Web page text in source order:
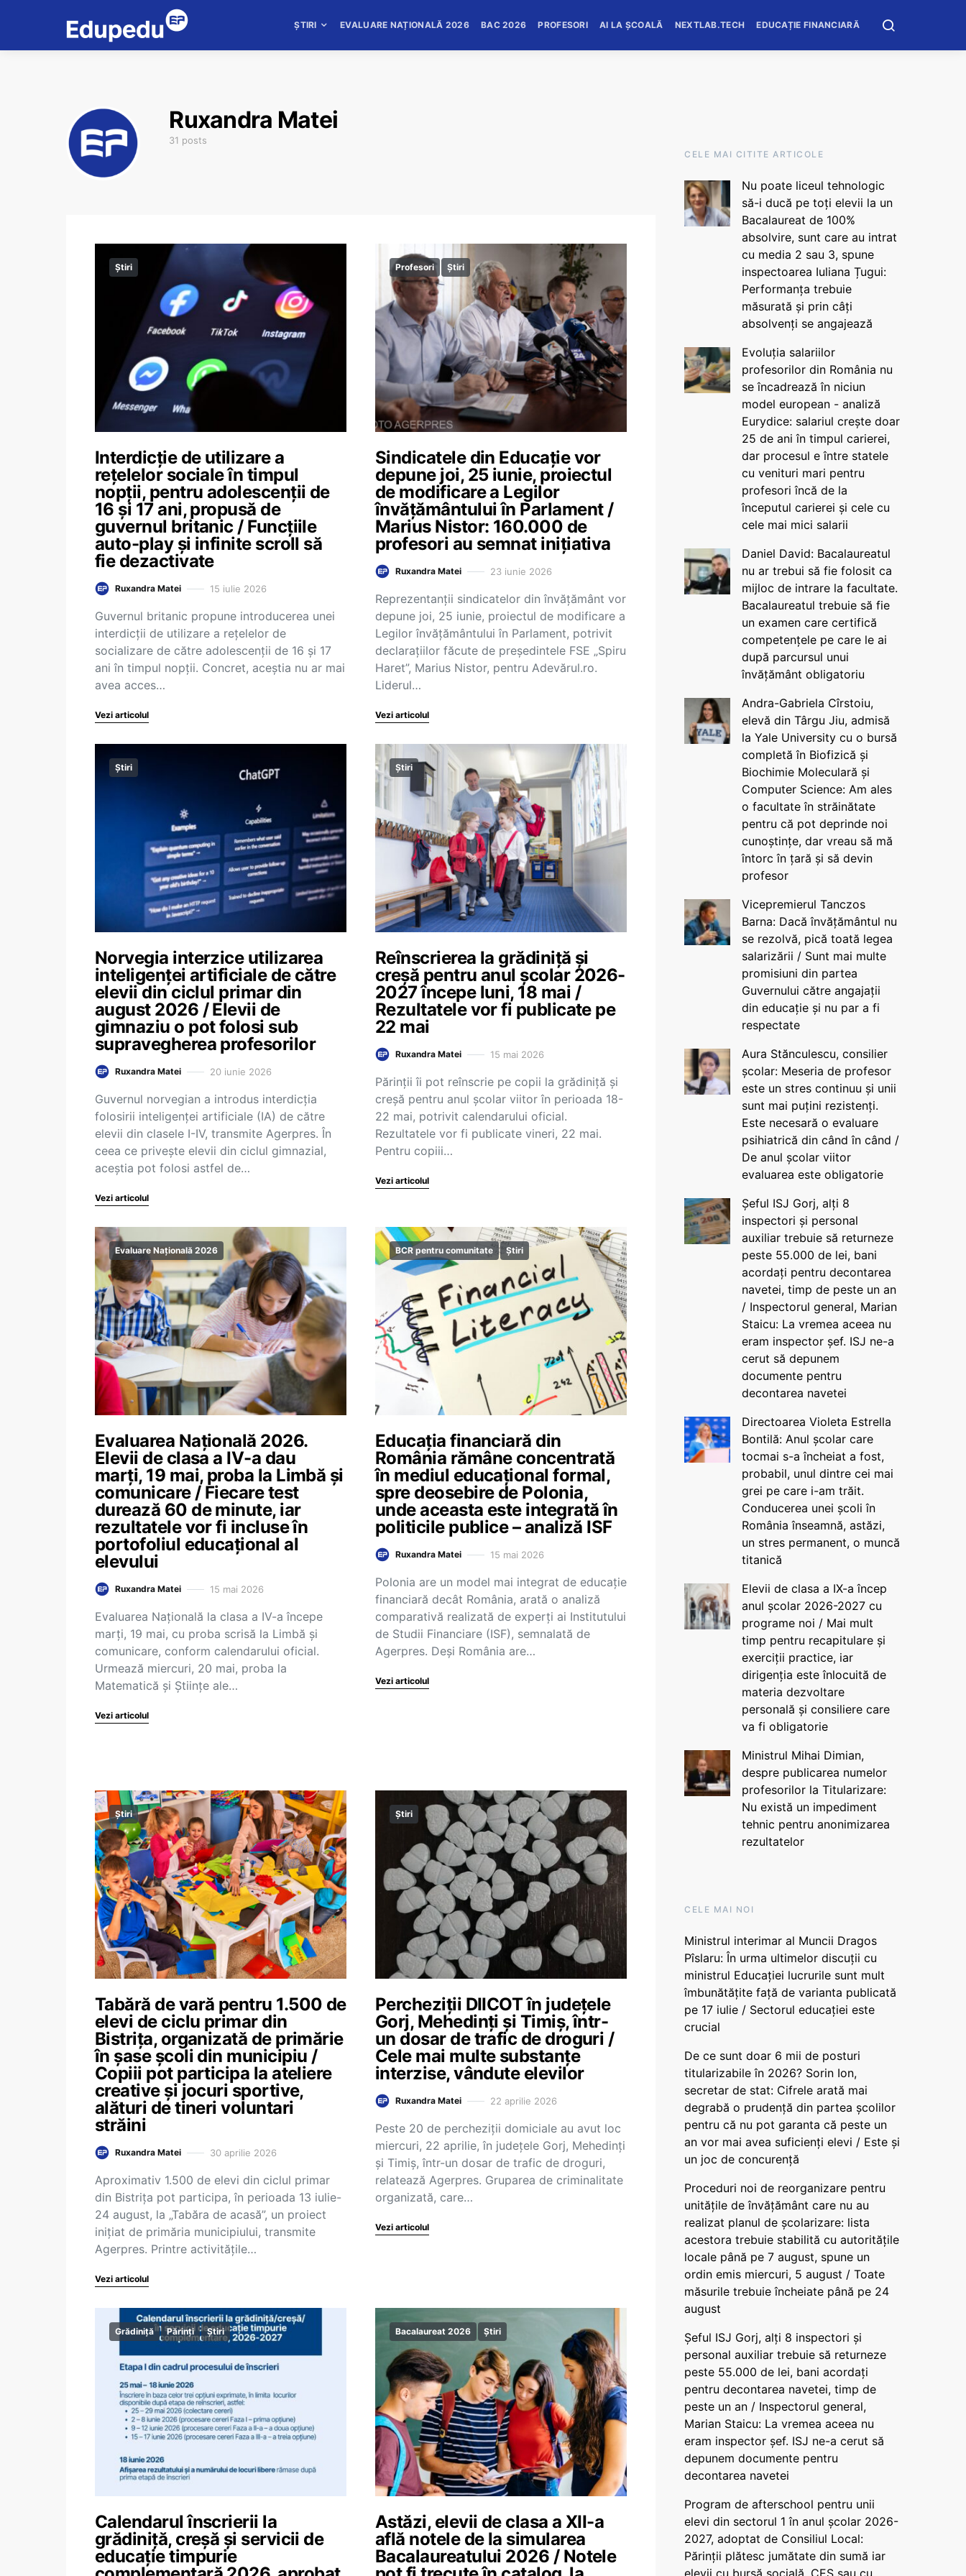
ȘTIRI EVALUARE NAȚIONALĂ 2026 BAC 2026 PROFESORI AI LA ȘCOALĂ NEXTLAB.TECH EDUCAȚIE FINANCIARĂ
Ruxandra Matei
31 posts
Știri
Interdicție de utilizare a
rețelelor sociale în timpul
nopții, pentru adolescenții de
16 și 17 ani, propusă de
guvernul britanic / Funcțiile
auto-play și infinite scroll să
fie dezactivate
Ruxandra Matei 15 iulie 2026
Guvernul britanic propune introducerea unei
interdicții de utilizare a rețelelor de
socializare de către adolescenții de 16 și 17
ani în timpul nopții. Concret, aceștia nu ar mai
avea acces…
Vezi articolul
Profesori Știri
Sindicatele din Educație vor
depune joi, 25 iunie, proiectul
de modificare a Legilor
învățământului în Parlament /
Marius Nistor: 160.000 de
profesori au semnat inițiativa
Ruxandra Matei 23 iunie 2026
Reprezentanții sindicatelor din învățământ vor
depune joi, 25 iunie, proiectul de modificare a
Legilor învățământului în Parlament, potrivit
declarațiilor făcute de președintele FSE „Spiru
Haret”, Marius Nistor, pentru Adevărul.ro.
Liderul…
Vezi articolul
Știri
Norvegia interzice utilizarea
inteligenței artificiale de către
elevii din ciclul primar din
august 2026 / Elevii de
gimnaziu o pot folosi sub
supravegherea profesorilor
Ruxandra Matei 20 iunie 2026
Guvernul norvegian a introdus interdicția
folosirii inteligenței artificiale (IA) de către
elevii din clasele I-IV, transmite Agerpres. În
ceea ce privește elevii din ciclul gimnazial,
aceștia pot folosi astfel de…
Vezi articolul
Știri
Reînscrierea la grădiniță și
creșă pentru anul școlar 2026-
2027 începe luni, 18 mai /
Rezultatele vor fi publicate pe
22 mai
Ruxandra Matei 15 mai 2026
Părinții îi pot reînscrie pe copii la grădiniță și
creșă pentru anul școlar viitor în perioada 18-
22 mai, potrivit calendarului oficial.
Rezultatele vor fi publicate vineri, 22 mai.
Pentru copiii…
Vezi articolul
Evaluare Națională 2026
Evaluarea Națională 2026.
Elevii de clasa a IV-a dau
marți, 19 mai, proba la Limbă și
comunicare / Fiecare test
durează 60 de minute, iar
rezultatele vor fi incluse în
portofoliul educațional al
elevului
Ruxandra Matei 15 mai 2026
Evaluarea Națională la clasa a IV-a începe
marți, 19 mai, cu proba scrisă la Limbă și
comunicare, conform calendarului oficial.
Urmează miercuri, 20 mai, proba la
Matematică și Științe ale…
Vezi articolul
BCR pentru comunitate Știri
Educația financiară din
România rămâne concentrată
în mediul educațional formal,
spre deosebire de Polonia,
unde aceasta este integrată în
politicile publice – analiză ISF
Ruxandra Matei 15 mai 2026
Polonia are un model mai integrat de educație
financiară decât România, arată o analiză
comparativă realizată de experți ai Institutului
de Studii Financiare (ISF), semnalată de
Agerpres. Deși România are…
Vezi articolul
Știri
Tabără de vară pentru 1.500 de
elevi de ciclu primar din
Bistrița, organizată de primărie
în șase școli din municipiu /
Copiii pot participa la ateliere
creative și jocuri sportive,
alături de tineri voluntari
străini
Ruxandra Matei 30 aprilie 2026
Aproximativ 1.500 de elevi din ciclul primar
din Bistrița pot participa, în perioada 13 iulie-
24 august, la „Tabăra de acasă”, un proiect
inițiat de primăria municipiului, transmite
Agerpres. Printre activitățile…
Vezi articolul
Știri
Percheziții DIICOT în județele
Gorj, Mehedinți și Timiș, într-
un dosar de trafic de droguri /
Cele mai multe substanțe
interzise, vândute elevilor
Ruxandra Matei 22 aprilie 2026
Peste 20 de percheziții domiciale au avut loc
miercuri, 22 aprilie, în județele Gorj, Mehedinți
și Timiș, într-un dosar de trafic de droguri,
relatează Agerpres. Gruparea de criminalitate
organizată, care…
Vezi articolul
Grădiniță Părinți Știri
Calendarul înscrierii la
grădiniță, creșă și servicii de
educație timpurie
Bacalaureat 2026 Știri
Astăzi, elevii de clasa a XII-a
află notele de la simularea
Bacalaureatului 2026 / Notele
CELE MAI CITITE ARTICOLE
Nu poate liceul tehnologic
să-i ducă pe toți elevii la un
Bacalaureat de 100%
absolvire, sunt care au intrat
cu media 2 sau 3, spune
inspectoarea Iuliana Țugui:
Performanța trebuie
măsurată și prin câți
absolvenți se angajează
Evoluția salariilor
profesorilor din România nu
se încadrează în niciun
model european - analiză
Eurydice: salariul crește doar
25 de ani în timpul carierei,
dar procesul e între statele
cu venituri mari pentru
profesori încă de la
începutul carierei și cele cu
cele mai mici salarii
Daniel David: Bacalaureatul
nu ar trebui să fie folosit ca
mijloc de intrare la facultate.
Bacalaureatul trebuie să fie
un examen care certifică
competențele pe care le ai
după parcursul unui
învățământ obligatoriu
Andra-Gabriela Cîrstoiu,
elevă din Târgu Jiu, admisă
la Yale University cu o bursă
completă în Biofizică și
Biochimie Moleculară și
Computer Science: Am ales
o facultate în străinătate
pentru că pot deprinde noi
cunoștințe, dar vreau să mă
întorc în țară și să devin
profesor
Vicepremierul Tanczos
Barna: Dacă învățământul nu
se rezolvă, pică toată legea
salarizării / Sunt mai multe
promisiuni din partea
Guvernului către angajații
din educație și nu par a fi
respectate
Aura Stănculescu, consilier
școlar: Meseria de profesor
este un stres continuu și unii
sunt mai puțini rezistenți.
Este necesară o evaluare
psihiatrică din când în când /
De anul școlar viitor
evaluarea este obligatorie
Șeful ISJ Gorj, alți 8
inspectori și personal
auxiliar trebuie să returneze
peste 55.000 de lei, bani
acordați pentru decontarea
navetei, timp de peste un an
/ Inspectorul general, Marian
Staicu: La vremea aceea nu
eram inspector șef. ISJ ne-a
cerut să depunem
documente pentru
decontarea navetei
Directoarea Violeta Estrella
Bontilă: Anul școlar care
tocmai s-a încheiat a fost,
probabil, unul dintre cei mai
grei pe care i-am trăit.
Conducerea unei școli în
România înseamnă, astăzi,
un stres permanent, o muncă
titanică
Elevii de clasa a IX-a încep
anul școlar 2026-2027 cu
programe noi / Mai mult
timp pentru recapitulare și
exerciții practice, iar
dirigenția este înlocuită de
materia dezvoltare
personală și consiliere care
va fi obligatorie
Ministrul Mihai Dimian,
despre publicarea numelor
profesorilor la Titularizare:
Nu există un impediment
tehnic pentru anonimizarea
rezultatelor
CELE MAI NOI
Ministrul interimar al Muncii Dragos
Pîslaru: În urma ultimelor discuții cu
ministrul Educației lucrurile sunt mult
îmbunătățite față de varianta publicată
pe 17 iulie / Sectorul educației este
crucial
De ce sunt doar 6 mii de posturi
titularizabile în 2026? Sorin Ion,
secretar de stat: Cifrele arată mai
degrabă o prudență din partea școlilor
pentru că nu pot garanta că peste un
an vor mai avea suficienți elevi / Este și
un joc de concurență
Proceduri noi de reorganizare pentru
unitățile de învățământ care nu au
realizat planul de școlarizare: lista
acestora trebuie stabilită cu autoritățile
locale până pe 7 august, spune un
ordin emis miercuri, 5 august / Toate
măsurile trebuie încheiate până pe 24
august
Șeful ISJ Gorj, alți 8 inspectori și
personal auxiliar trebuie să returneze
peste 55.000 de lei, bani acordați
pentru decontarea navetei, timp de
peste un an / Inspectorul general,
Marian Staicu: La vremea aceea nu
eram inspector șef. ISJ ne-a cerut să
depunem documente pentru
decontarea navetei
Program de afterschool pentru unii
elevi din sectorul 1 în anul școlar 2026-
2027, adoptat de Consiliul Local:
Părinții plătesc jumătate din sumă iar
elevii cu bursă socială, CES sau cu